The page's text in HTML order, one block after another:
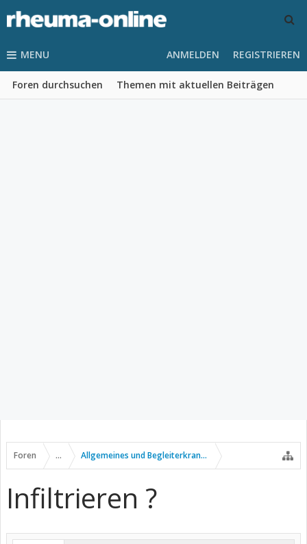
MENU
Foren durchsuchen Themen mit aktuellen Beiträgen
ANMELDEN REGISTRIEREN
Foren ... Allgemeines und Begleiterkrankungen
Infiltrieren ?